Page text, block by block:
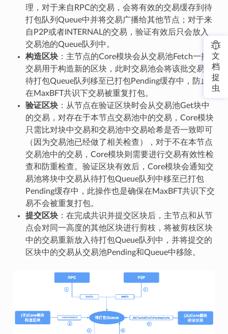
理，对于来自RPC的交易，会将有效的交易缓存到待
打包队列Queue中并将交易广播给其他节点；对于来
自P2P或者INTERNAL的交易，验证有效后只会放入
交易池的Queue队列中。
构造区块：主节点的Core模块会从交易池Fetch一批
交易用于构造新的区块，此时交易池会将该批交易从
待打包Queue队列移至已打包Pending缓存中，防止
在MaxBFT共识下交易被重复打包。
验证区块：从节点在验证区块时会从交易池Get块中
的交易，对存在于本节点交易池中的交易，Core模块
只需比对块中交易和交易池中交易哈希是否一致即可
（因为交易池已经做了相关检查），对于不在本节点
交易池中的交易，Core模块则需要进行交易有效性检
查和防重检查。验证区块有效后，Core模块会通知交
易池将块中交易从待打包Queue队列中移至已打包
Pending缓存中，此操作也是确保在MaxBFT共识下交
易不会被重复打包。
提交区块：在完成共识并提交区块后，主节点和从节
点会对同一高度的其他区块进行剪枝，将被剪枝区块
中的交易重新放入待打包Queue队列中，并将提交的
区块中的交易从交易池Pending和Queue中移除。
文
档
捉
虫